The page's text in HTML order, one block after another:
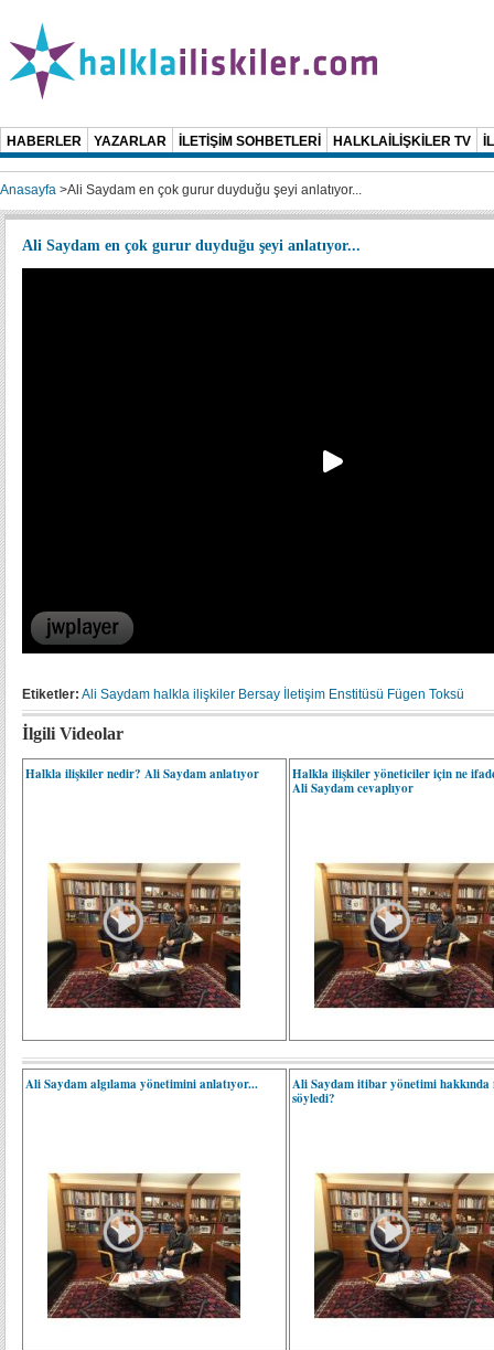
HABERLER YAZARLAR İLETİŞİM SOHBETLERİ HALKLAİLİŞKİLER TV
Anasayfa >Ali Saydam en çok gurur duyduğu şeyi anlatıyor...
Ali Saydam en çok gurur duyduğu şeyi anlatıyor...
Etiketler: Ali Saydam halkla ilişkiler Bersay İletişim Enstitüsü Fügen Toksü
İlgili Videolar
Halkla ilişkiler nedir? Ali Saydam anlatıyor
Halkla ilişkiler yöneticiler için ne
Ali Saydam cevaplıyor
Ali Saydam algılama yönetimini anlatıyor...
Ali Saydam itibar yönetimi hakkında
söyledi?